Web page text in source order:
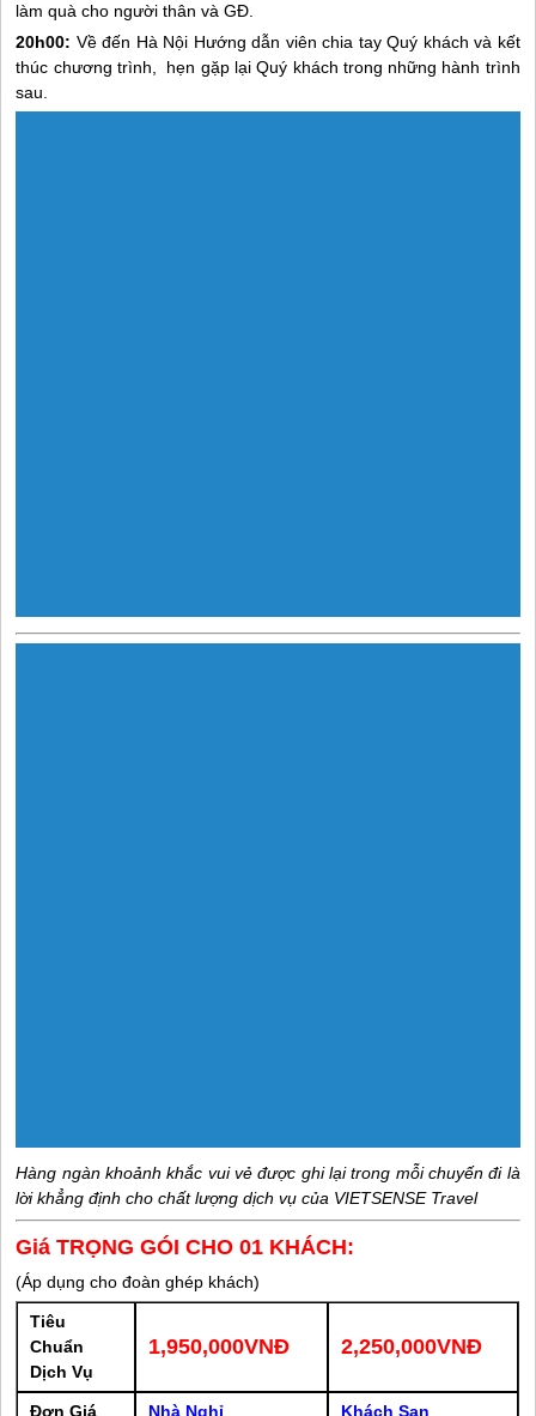
làm quà cho người thân và GĐ.
20h00: Về đến Hà Nội Hướng dẫn viên chia tay Quý khách và kết
thúc chương trình, hẹn gặp lại Quý khách trong những hành trình
sau.
Hàng ngàn khoảnh khắc vui vẻ được ghi lại trong mỗi chuyến đi là
lời khẳng định cho chất lượng dịch vụ của VIETSENSE Travel
Giá TRỌNG GÓI CHO 01 KHÁCH:
(Áp dụng cho đoàn ghép khách)
Tiêu
Chuẩn
Dịch Vụ
1,950,000VNĐ 2,250,000VNĐ
Đơn Giá Nhà Nghỉ Khách Sạn